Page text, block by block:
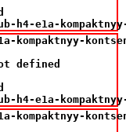
h4-e1a-
defined
h4-e1a-